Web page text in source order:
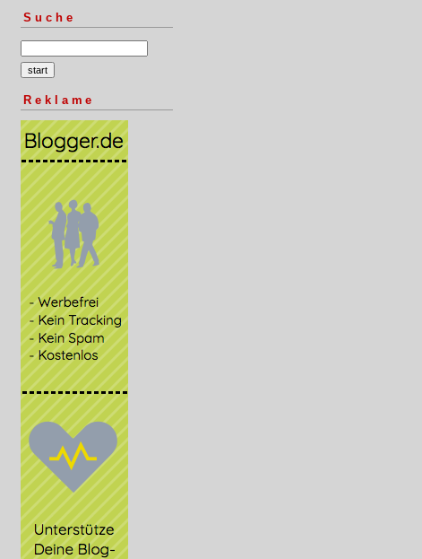
Suche
Reklame